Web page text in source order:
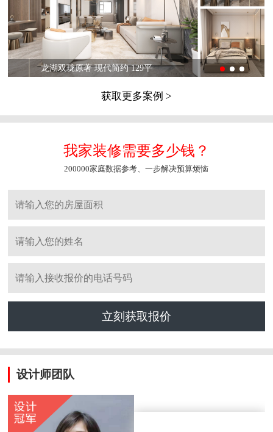
龙湖双珑原著 现代简约 129平
获取更多案例 >
我家装修需要多少钱？
200000家庭数据参考、一步解决预算烦恼
立刻获取报价
设计师团队